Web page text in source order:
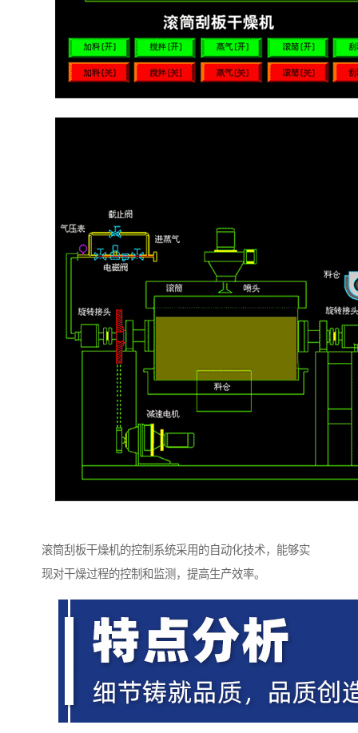
滚筒刮板干燥机的控制系统采用的自动化技术，能够实
现对干燥过程的控制和监测，提高生产效率。